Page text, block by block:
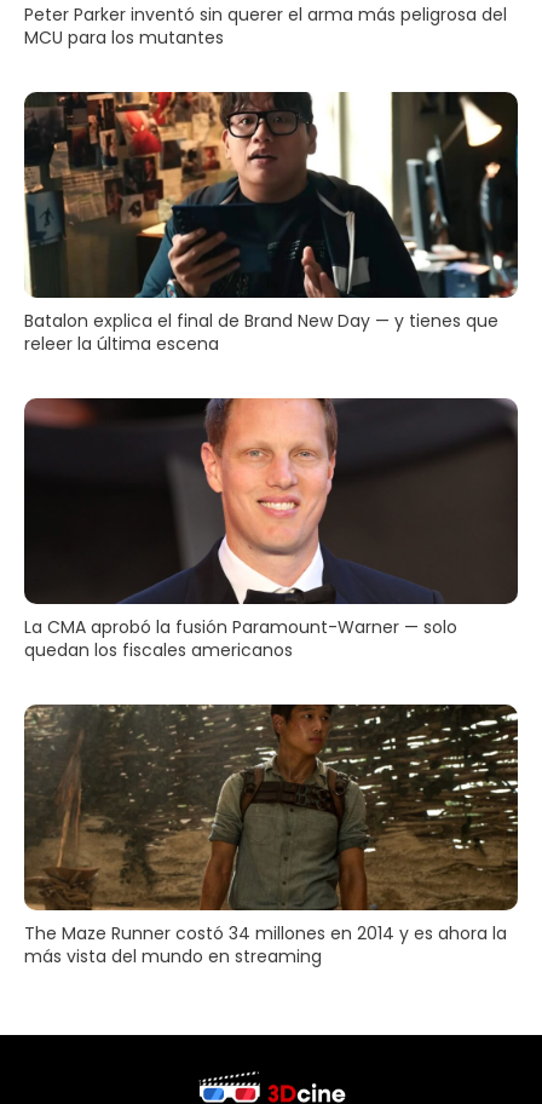
Peter Parker inventó sin querer el arma más peligrosa del
MCU para los mutantes
Batalon explica el final de Brand New Day — y tienes que
releer la última escena
La CMA aprobó la fusión Paramount-Warner — solo
quedan los fiscales americanos
The Maze Runner costó 34 millones en 2014 y es ahora la
más vista del mundo en streaming